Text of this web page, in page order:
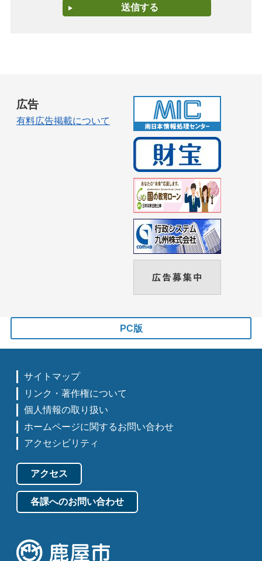
広告
有料広告掲載について
PC版
サイトマップ
リンク・著作権について
個人情報の取り扱い
ホームページに関するお問い合わせ
アクセシビリティ
アクセス
各課へのお問い合わせ